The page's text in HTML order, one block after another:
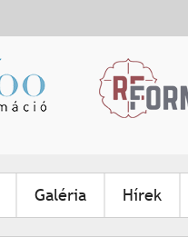
Galéria Hírek